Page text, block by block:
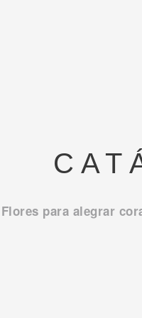
Flores para alegrar